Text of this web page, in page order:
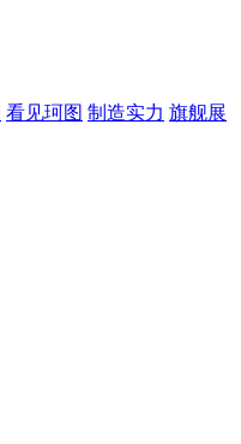
看见珂图 制造实力 旗舰展